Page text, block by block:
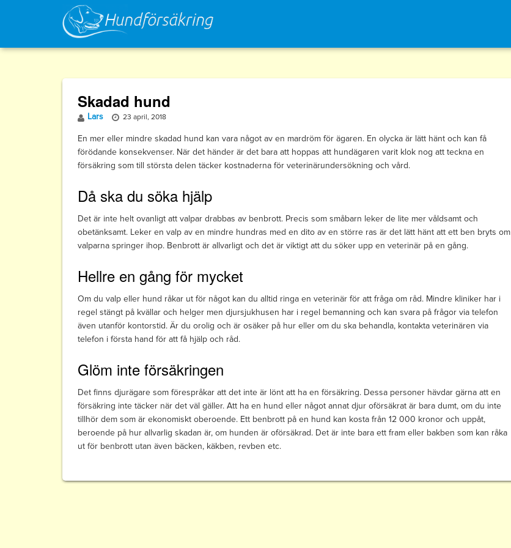
Skadad hund
Lars 23 april, 2018
En mer eller mindre skadad hund kan vara något av en mardröm för ägaren. En olycka är lätt hänt och kan få
förödande konsekvenser. När det händer är det bara att hoppas att hundägaren varit klok nog att teckna en
försäkring som till största delen täcker kostnaderna för veterinärundersökning och vård.
Då ska du söka hjälp
Det är inte helt ovanligt att valpar drabbas av benbrott. Precis som småbarn leker de lite mer våldsamt och
obetänksamt. Leker en valp av en mindre hundras med en dito av en större ras är det lätt hänt att ett ben bryts om
valparna springer ihop. Benbrott är allvarligt och det är viktigt att du söker upp en veterinär på en gång.
Hellre en gång för mycket
Om du valp eller hund råkar ut för något kan du alltid ringa en veterinär för att fråga om råd. Mindre kliniker har i
regel stängt på kvällar och helger men djursjukhusen har i regel bemanning och kan svara på frågor via telefon
även utanför kontorstid. Är du orolig och är osäker på hur eller om du ska behandla, kontakta veterinären via
telefon i första hand för att få hjälp och råd.
Glöm inte försäkringen
Det finns djurägare som förespråkar att det inte är lönt att ha en försäkring. Dessa personer hävdar gärna att en
försäkring inte täcker när det väl gäller. Att ha en hund eller något annat djur oförsäkrat är bara dumt, om du inte
tillhör dem som är ekonomiskt oberoende. Ett benbrott på en hund kan kosta från 12 000 kronor och uppåt,
beroende på hur allvarlig skadan är, om hunden är oförsäkrad. Det är inte bara ett fram eller bakben som kan råka
ut för benbrott utan även bäcken, käkben, revben etc.